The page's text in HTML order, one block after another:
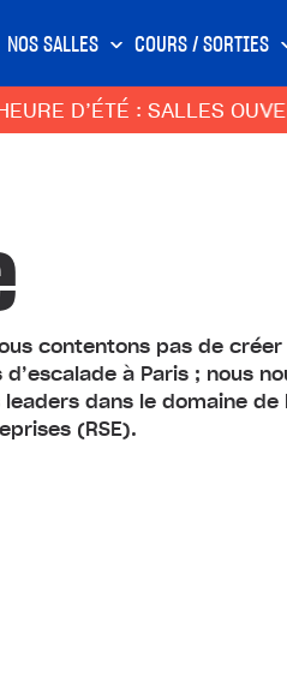
NOS SALLES COURS / SORTIES
: SALLES
contentons pas de créer
à Paris ; nous
dans le domaine de
(RSE).